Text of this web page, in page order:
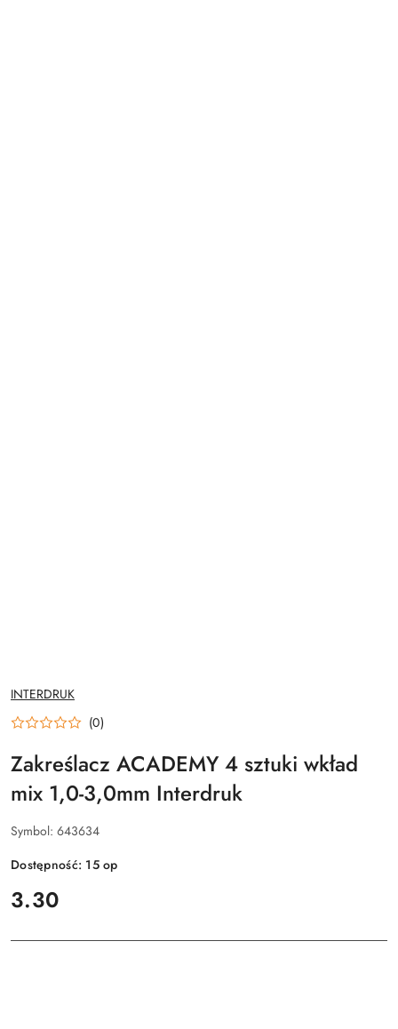
NAZWA
PRODUCENTA:
INTERDRUK
(0)
Zakreślacz ACADEMY 4 sztuki wkład
mix 1,0-3,0mm Interdruk
Symbol: 643634
Dostępność: 15op
cena:
3.30